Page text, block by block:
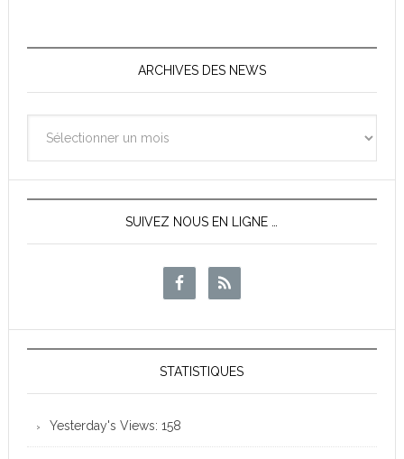
ARCHIVES DES NEWS
des
News
SUIVEZ NOUS EN LIGNE …
STATISTIQUES
Yesterday's Views: 158